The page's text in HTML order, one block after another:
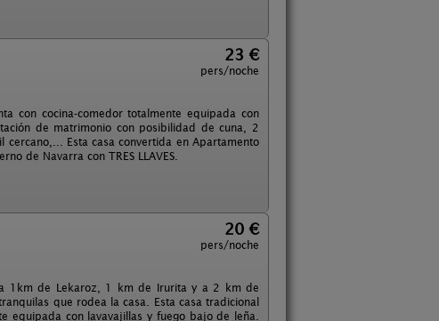
23 €
pers/noche
con cocina-comedor totalmente equipada con
de matrimonio con posibilidad de cuna, 2
Esta casa convertida en Apartamento
de Navarra con TRES LLAVES.
20 €
pers/noche
1km de Lekaroz, 1 km de Irurita y a 2 km de
que rodea la casa. Esta casa tradicional
equipada con lavavajillas y fuego bajo de leña.